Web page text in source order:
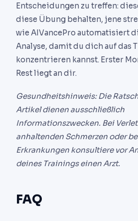
Entscheidungen zu treffen:
diese Übung behalten, jene
wie AIVancePro automatisiert
Analyse, damit du dich auf das
konzentrieren kannst. Erster
Rest liegt an dir.
Gesundheitshinweis: Die
Artikel dienen ausschließlich
Informationszwecken. Bei
anhaltenden Schmerzen oder
Erkrankungen konsultiere vor
deines Trainings einen Arzt.
FAQ